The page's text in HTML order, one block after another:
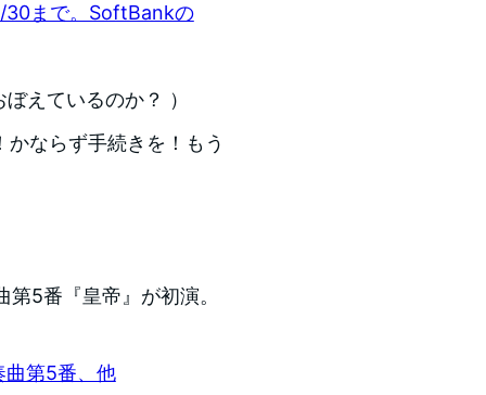
30まで。SoftBankの
えているのか？ ）
ならず手続きを！もう
5番『皇帝』が初演。
曲第5番、他